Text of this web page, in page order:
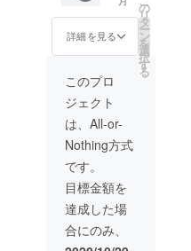
ませ ＊
限：
2020年
2021年
3月（土
日祝
可）
美味し
いピザ5
枚・ソ
ス・ゴ
理・片
付け込
み ＊
キッチ
出動交
通費込
＊茨
城・福
島・栃
有効期
限：
2020年
4月 ＊
水戸駅
から
50km圏
内(圏外
は要相
送費・
俥夫人
件費込
み
シャン
パン5本
人生初
のオー
プニン
グイベ
ントで
す。是
非、一
緒に盛
り上げ
い！！
(記念撮
影付
き。後
日、写
詳細を見る
の
リ
タ
ー
ン
を
選
択
す
る
このプロ
ジェクト
は、All-or-
Nothing方式
です。
目標金額を
達成した場
合にのみ、